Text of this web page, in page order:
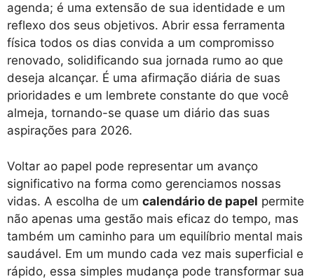
agenda; é uma extensão de sua identidade e um
reflexo dos seus objetivos. Abrir essa ferramenta
física todos os dias convida a um compromisso
renovado, solidificando sua jornada rumo ao que
deseja alcançar. É uma afirmação diária de suas
prioridades e um lembrete constante do que você
almeja, tornando-se quase um diário das suas
aspirações para 2026.
Voltar ao papel pode representar um avanço
significativo na forma como gerenciamos nossas
vidas. A escolha de um calendário de papel permite
não apenas uma gestão mais eficaz do tempo, mas
também um caminho para um equilíbrio mental mais
saudável. Em um mundo cada vez mais superficial e
rápido, essa simples mudança pode transformar sua